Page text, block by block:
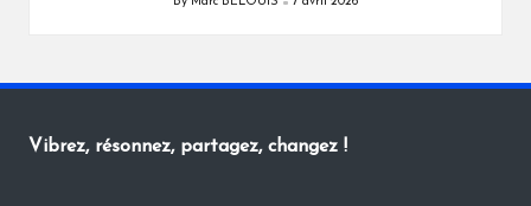
Posted
Vibrez, résonnez, partagez, changez !